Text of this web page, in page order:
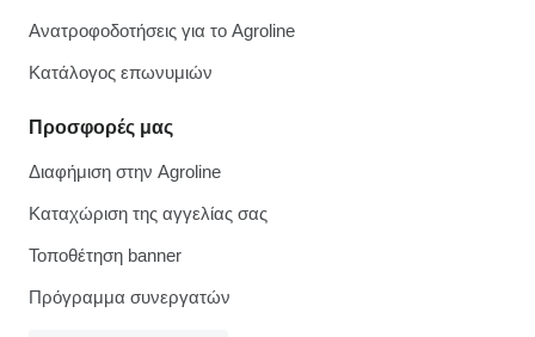
Ανατροφοδοτήσεις για το Agroline
Κατάλογος επωνυμιών
Προσφορές μας
Διαφήμιση στην Agroline
Καταχώριση της αγγελίας σας
Τοποθέτηση banner
Πρόγραμμα συνεργατών